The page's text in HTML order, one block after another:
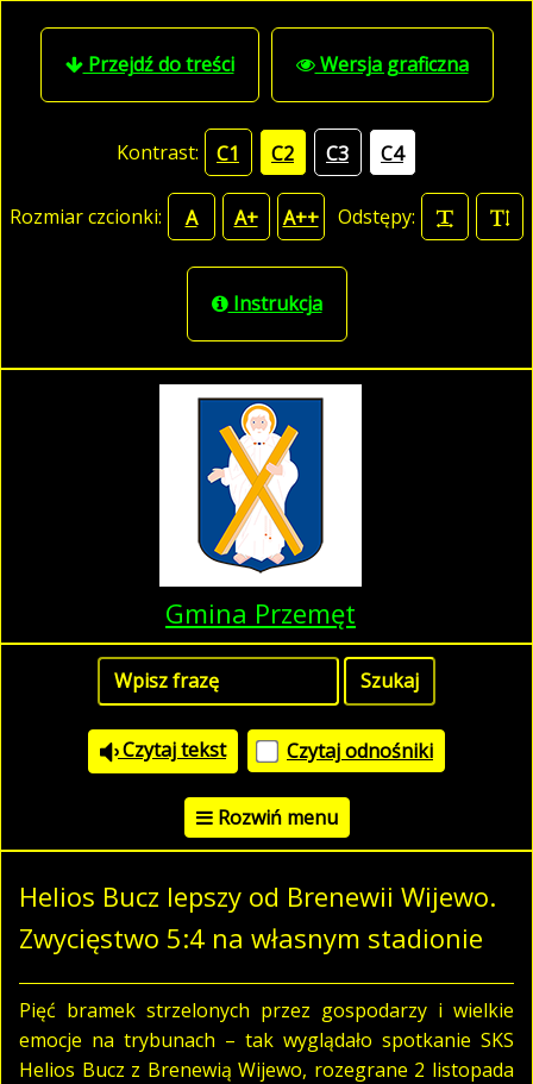
Przejdź do treści Wersja graficzna
Kontrast: C1 C2 C3 C4
Rozmiar czcionki: A A+ A++ Odstępy:
Instrukcja
Gmina Przemęt
Czytaj tekst Czytaj odnośniki
Rozwiń menu
Helios Bucz lepszy od Brenewii Wijewo.
Zwycięstwo 5:4 na własnym stadionie
Pięć bramek strzelonych przez gospodarzy i wielkie
emocje na trybunach – tak wyglądało spotkanie SKS
Helios Bucz z Brenewią Wijewo, rozegrane 2 listopada